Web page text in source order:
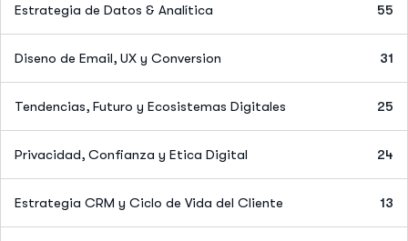
Estrategia de Datos & Analítica 55
Diseno de Email, UX y Conversion 31
Tendencias, Futuro y Ecosistemas Digitales 25
Privacidad, Confianza y Etica Digital 24
Estrategia CRM y Ciclo de Vida del Cliente 13